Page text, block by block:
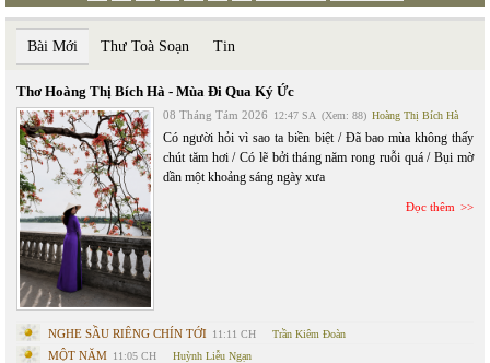
Bài Mới Thư Toà Soạn Tin
Thơ Hoàng Thị Bích Hà - Mùa Đi Qua Ký Ức
08 Tháng Tám 2026 12:47 SA (Xem: 88) Hoàng Thị Bích Hà
Có người hỏi vì sao ta biền biệt / Đã bao mùa không thấy
chút tăm hơi / Có lẽ bởi tháng năm rong ruỗi quá / Bụi mờ
dần một khoảng sáng ngày xưa
Đọc thêm
NGHE SẦU RIÊNG CHÍN TỚI 11:11 CH Trần Kiêm Đoàn
MỘT NĂM 11:05 CH Huỳnh Liễu Ngạn